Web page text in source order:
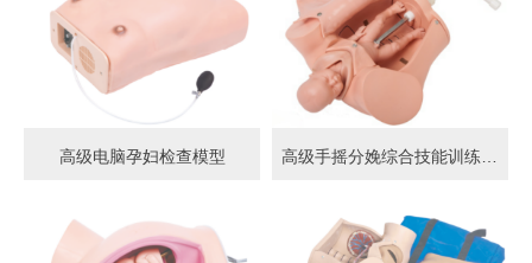
高级电脑孕妇检查模型 高级手摇分娩综合技能训练模型